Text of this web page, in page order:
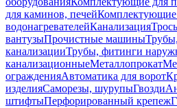
для каминов, печейКомплектующие
водонагревателейКанализация
вантузыПрочистные машины
канализацииТрубы, фитинги
канализационныеМеталлопрокат
огражденияАвтоматика для ворот
изделияСаморезы, шурупыГвозди
штифтыПерфорированный крепеж